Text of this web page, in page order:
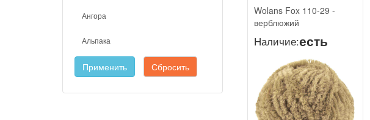
Ангора
Альпака
Применить Сбросить
Wolans Fox 110-29 -
верблюжий
Наличие:есть